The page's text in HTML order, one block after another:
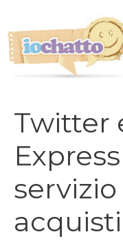
contenuto
Twitter
acquisti